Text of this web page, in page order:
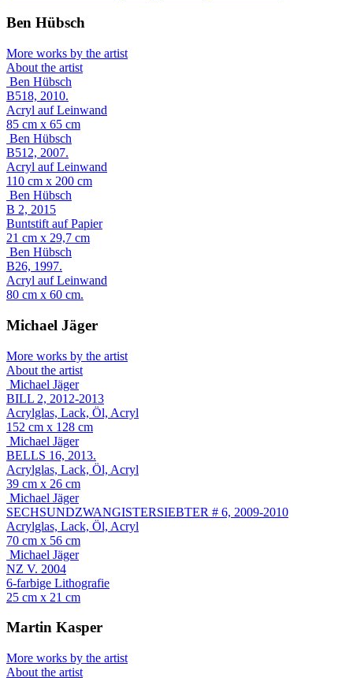
Ben Hübsch
More works by the artist
About the artist
Ben Hübsch
B518, 2010.
Acryl auf Leinwand
85 cm x 65 cm
Ben Hübsch
B512, 2007.
Acryl auf Leinwand
110 cm x 200 cm
Ben Hübsch
B 2, 2015
Buntstift auf Papier
21 cm x 29,7 cm
Ben Hübsch
B26, 1997.
Acryl auf Leinwand
80 cm x 60 cm.
Michael Jäger
More works by the artist
About the artist
Michael Jäger
BILL 2, 2012-2013
Acrylglas, Lack, Öl, Acryl
152 cm x 128 cm
Michael Jäger
BELLS 16, 2013.
Acrylglas, Lack, Öl, Acryl
39 cm x 26 cm
Michael Jäger
SECHSUNDZWANGISTERSIEBTER # 6, 2009-2010
Acrylglas, Lack, Öl, Acryl
70 cm x 56 cm
Michael Jäger
NZ V. 2004
6-farbige Lithografie
25 cm x 21 cm
Martin Kasper
More works by the artist
About the artist